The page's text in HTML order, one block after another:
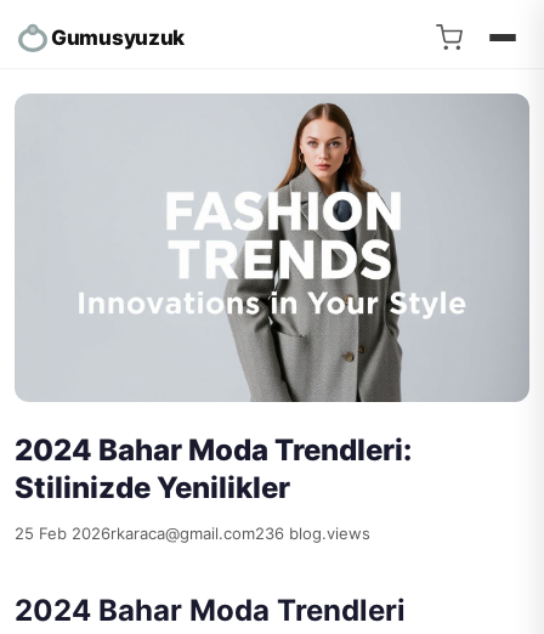
Gumusyuzuk
2024 Bahar Moda Trendleri:
Stilinizde Yenilikler
25 Feb 2026rkaraca@gmail.com236 blog.views
2024 Bahar Moda Trendleri